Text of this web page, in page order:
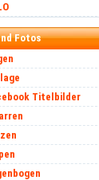
Fotos
Titelbilder